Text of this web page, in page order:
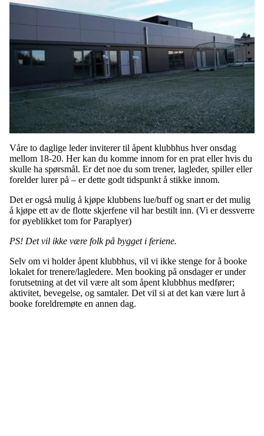
Våre to daglige leder inviterer til åpent klubbhus hver onsdag
mellom 18-20. Her kan du komme innom for en prat eller hvis du
skulle ha spørsmål. Er det noe du som trener, lagleder, spiller eller
forelder lurer på – er dette godt tidspunkt å stikke innom.
Det er også mulig å kjøpe klubbens lue/buff og snart er det mulig
å kjøpe ett av de flotte skjerfene vil har bestilt inn. (Vi er dessverre
for øyeblikket tom for Paraplyer)
PS! Det vil ikke være folk på bygget i feriene.
Selv om vi holder åpent klubbhus, vil vi ikke stenge for å booke
lokalet for trenere/lagledere. Men booking på onsdager er under
forutsetning at det vil være alt som åpent klubbhus medfører;
aktivitet, bevegelse, og samtaler. Det vil si at det kan være lurt å
booke foreldremøte en annen dag.